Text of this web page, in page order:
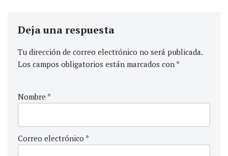
Deja una respuesta
Tu dirección de correo electrónico no será publicada.
Los campos obligatorios están marcados con *
Nombre *
Correo electrónico *